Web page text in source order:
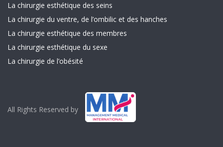
La chirurgie esthétique des seins
La chirurgie du ventre, de l’ombilic et des hanches
La chirurgie esthétique des membres
La chirurgie esthétique du sexe
La chirurgie de l’obésité
All Rights Reserved by